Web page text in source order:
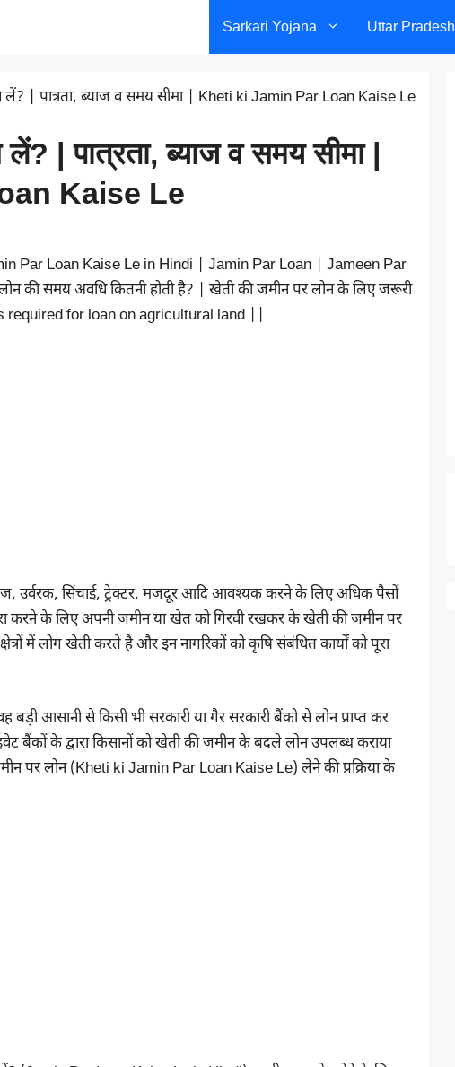
Sarkari Yojana Uttar Pradesh
| पात्रता, ब्याज व समय सीमा | Kheti ki Jamin Par Loan Kaise Le
| पात्रता, ब्याज व समय सीमा |
Kaise Le
Par Loan Kaise Le in Hindi | Jamin Par Loan | Jameen Par
की समय अवधि कितनी होती है? | खेती की जमीन पर लोन के लिए जरूरी
for loan on agricultural land ||
उर्वरक, सिंचाई, ट्रेक्टर, मजदूर आदि आवश्यक करने के लिए अधिक पैसों
करने के लिए अपनी जमीन या खेत को गिरवी रखकर के खेती की जमीन पर
में लोग खेती करते है और इन नागरिकों को कृषि संबंधित कार्यों को पूरा
बड़ी आसानी से किसी भी सरकारी या गैर सरकारी बैंको से लोन प्राप्त कर
बैंकों के द्वारा किसानों को खेती की जमीन के बदले लोन उपलब्ध कराया
पर लोन (Kheti ki Jamin Par Loan Kaise Le) लेने की प्रक्रिया के